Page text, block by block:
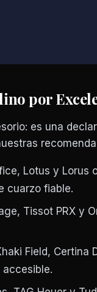
por
es una
Lotus y Lorus
cuarzo fiable.
Tissot PRX y
Field, Certina
accesible.